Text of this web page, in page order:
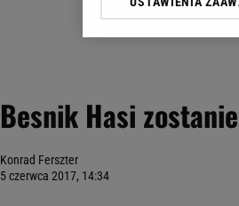
Besnik Hasi
Konrad Ferszter
5 czerwca 2017, 14:34
Klikając „Akceptuję”
Zaufanych Partnerów i
My, nasi Zaufani
badnie odbiorców i